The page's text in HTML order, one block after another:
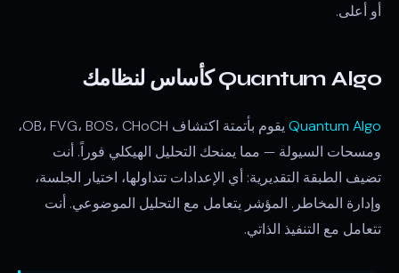
أو أعلى.
Quantum Algo كأساس لنظامك
Quantum Algo
يقوم بأتمتة اكتشاف OB، FVG، BOS، CHoCH،
ومسحات السيولة — مما يمنحك التحليل الهيكلي فوراً. أنت
تضيف الطبقة التقديرية: أي الإعدادات تتداولها، اختيار الجلسة،
وإدارة المخاطر. المؤشر يتعامل مع التحليل الموضوعي. أنت
تتعامل مع التنفيذ الذاتي.